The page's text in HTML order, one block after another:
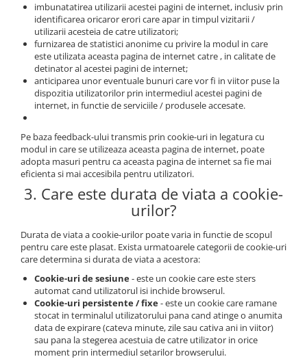
imbunatatirea utilizarii acestei pagini de internet, inclusiv prin
identificarea oricaror erori care apar in timpul vizitarii /
utilizarii acesteia de catre utilizatori;
furnizarea de statistici anonime cu privire la modul in care
este utilizata aceasta pagina de internet catre , in calitate de
detinator al acestei pagini de internet;
anticiparea unor eventuale bunuri care vor fi in viitor puse la
dispozitia utilizatorilor prin intermediul acestei pagini de
internet, in functie de serviciile / produsele accesate.
Pe baza feedback-ului transmis prin cookie-uri in legatura cu
modul in care se utilizeaza aceasta pagina de internet, poate
adopta masuri pentru ca aceasta pagina de internet sa fie mai
eficienta si mai accesibila pentru utilizatori.
3. Care este durata de viata a cookie-
urilor?
Durata de viata a cookie-urilor poate varia in functie de scopul
pentru care este plasat. Exista urmatoarele categorii de cookie-uri
care determina si durata de viata a acestora:
Cookie-uri de sesiune- este un cookie care este sters
automat cand utilizatorul isi inchide browserul.
Cookie-uri persistente / fixe- este un cookie care ramane
stocat in terminalul utilizatorului pana cand atinge o anumita
data de expirare (cateva minute, zile sau cativa ani in viitor)
sau pana la stegerea acestuia de catre utilizator in orice
moment prin intermediul setarilor browserului.